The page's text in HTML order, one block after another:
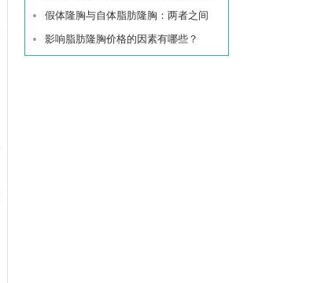
假体隆胸与自体脂肪隆胸：两者之间
影响脂肪隆胸价格的因素有哪些？